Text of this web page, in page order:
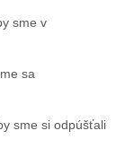
sme v
sa
sme si odpúšťali